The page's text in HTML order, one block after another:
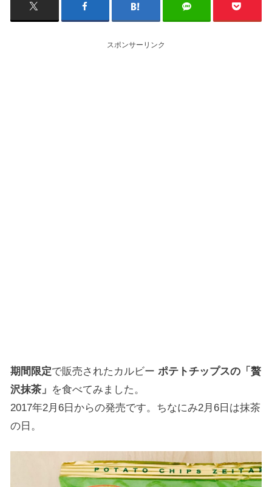
スポンサーリンク
期間限定で販売されたカルビーポテトチップスの「贅
沢抹茶」 を食べてみました。
2017年2月6日からの発売です。ちなにみ2月6日は抹茶
の日。